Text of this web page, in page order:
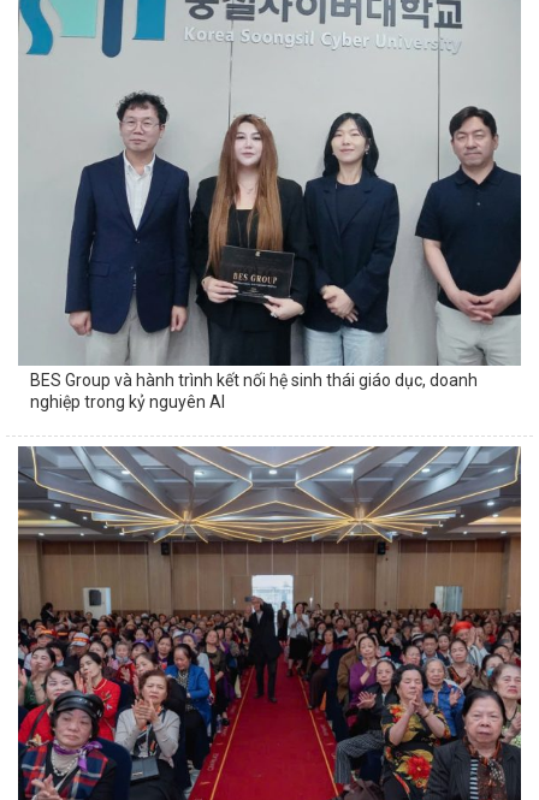
BES Group và hành trình kết nối hệ sinh thái giáo dục, doanh
nghiệp trong kỷ nguyên AI